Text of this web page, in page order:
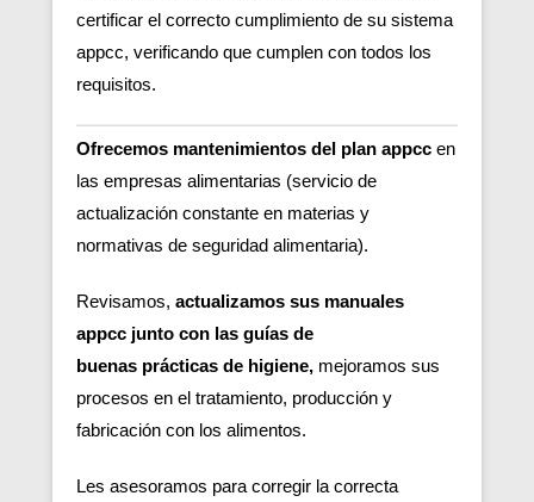
certificar el correcto cumplimiento de su sistema
appcc, verificando que cumplen con todos los
requisitos.
Ofrecemos mantenimientos del plan appcc en
las empresas alimentarias (servicio de
actualización constante en materias y
normativas de seguridad alimentaria).
Revisamos, actualizamos sus manuales
appcc junto con las guías de
buenas prácticas de higiene, mejoramos sus
procesos en el tratamiento, producción y
fabricación con los alimentos.
Les asesoramos para corregir la correcta